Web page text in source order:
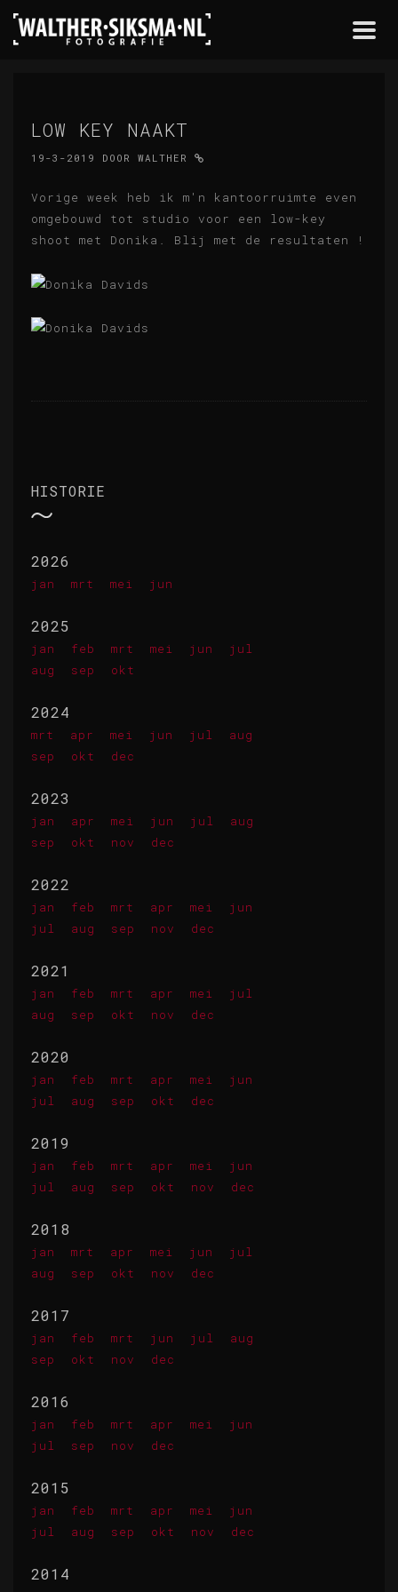
LOW KEY NAAKT
19-3-2019 DOOR WALTHER
Vorige week heb ik m'n kantoorruimte even
omgebouwd tot studio voor een low-key
shoot met Donika. Blij met de resultaten !
HISTORIE
2026
jan mrt mei jun
2025
jan feb mrt mei jun
jul
aug
sep okt
2024
mrt apr mei jun jul
aug
sep
okt dec
2023
jan apr mei jun jul
aug
sep
okt nov dec
2022
jan feb mrt apr mei
jun
jul
aug sep nov dec
2021
jan feb mrt apr mei
jul
aug
sep okt nov dec
2020
jan feb mrt apr mei
jun
jul
aug sep okt dec
2019
jan feb mrt apr mei
jun
jul
aug sep okt nov dec
2018
jan mrt apr mei jun
jul
aug
sep okt nov dec
2017
jan feb mrt jun jul
aug
sep
okt nov dec
2016
jan feb mrt apr mei
jun
jul
sep nov dec
2015
jan feb mrt apr mei
jun
jul
aug sep okt nov dec
2014